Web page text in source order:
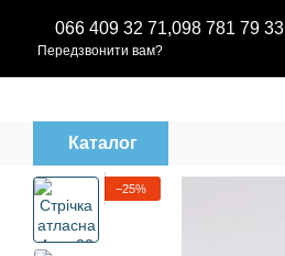
066 409 32 71,098 781 79 33
Передзвонити вам?
Каталог
−25%